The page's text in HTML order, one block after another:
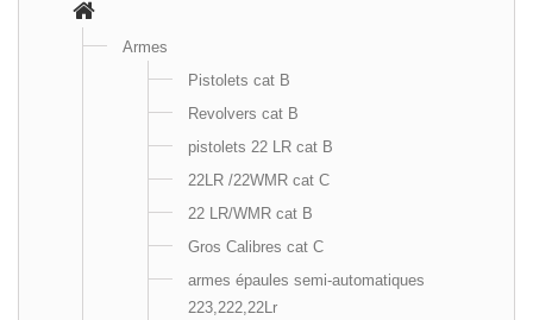
Armes
Pistolets cat B
Revolvers cat B
pistolets 22 LR cat B
22LR /22WMR cat C
22 LR/WMR cat B
Gros Calibres cat C
armes épaules semi-automatiques
223,222,22Lr